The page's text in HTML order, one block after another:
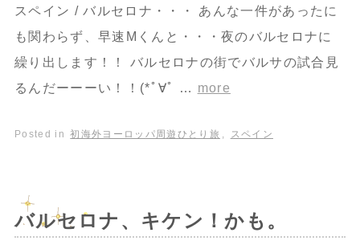
スペイン / バルセロナ・・・ あんな一件があったに
も関わらず、早速Mくんと・・・夜のバルセロナに
繰り出します！！ バルセロナの街でバルサの試合見
るんだーーーい！！(*ﾟ∀ﾟ … more
Posted in 初海外ヨーロッパ周遊ひとり旅 スペイン
バルセロナ、キケン！かも。